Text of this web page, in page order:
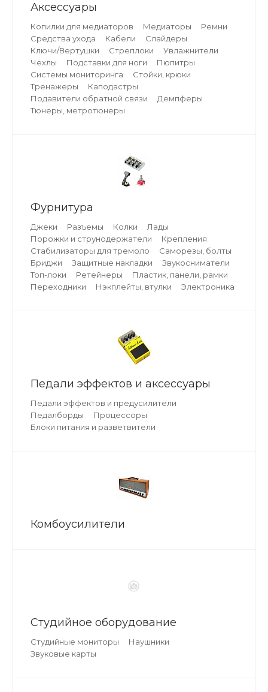
Аксессуары
Копилки для медиаторов Медиаторы
Ремни
Средства ухода
Кабели
Слайдеры
Ключи/Вертушки
Стреплоки
Увлажнители
Чехлы
Подставки для ноги
Пюпитры
Системы мониторинга
Стойки, крюки
Тренажеры
Каподастры
Подавители обратной связи
Демпферы
Тюнеры, метротюнеры
Фурнитура
Джеки Разъемы Колки
Лады
Порожки и струнодержатели
Крепления
Стабилизаторы для тремоло
Саморезы, болты
Бриджи
Защитные накладки
Звукосниматели
Топ-локи
Ретейнеры
Пластик, панели, рамки
Переходники
Нэкплейты, втулки Электроника
Педали эффектов и аксессуары
Педали эффектов и предусилители
Педалборды
Процессоры
Блоки питания и разветвители
Комбоусилители
Студийное оборудование
Студийные мониторы
Наушники
Звуковые карты